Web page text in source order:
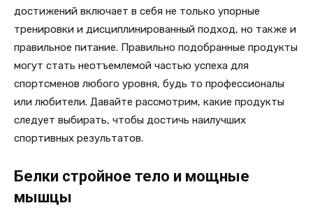
достижений включает в себя не только упорные
тренировки и дисциплинированный подход, но также и
правильное питание. Правильно подобранные продукты
могут стать неотъемлемой частью успеха для
спортсменов любого уровня, будь то профессионалы
или любители. Давайте рассмотрим, какие продукты
следует выбирать, чтобы достичь наилучших
спортивных результатов.
Белки стройное тело и мощные
мышцы